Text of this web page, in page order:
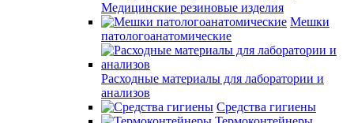
Медицинские резиновые изделия
Мешки
патологоанатомические
Расходные материалы для лаборатории и
анализов
Средства гигиены